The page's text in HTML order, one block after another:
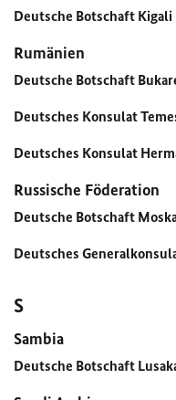
Deutsche Botschaft Kigali
Rumänien
Deutsche Botschaft
Deutsches Konsulat
Deutsches Konsulat
Russische Föderation
Deutsche Botschaft
Deutsches
S
Sambia
Deutsche Botschaft